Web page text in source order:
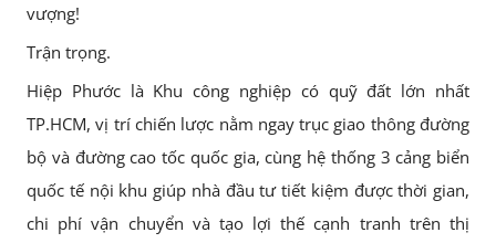
vượng!
Trận trọng.
Hiệp Phước là Khu công nghiệp có quỹ đất lớn nhất
TP.HCM, vị trí chiến lược nằm ngay trục giao thông đường
bộ và đường cao tốc quốc gia, cùng hệ thống 3 cảng biển
quốc tế nội khu giúp nhà đầu tư tiết kiệm được thời gian,
chi phí vận chuyển và tạo lợi thế cạnh tranh trên thị